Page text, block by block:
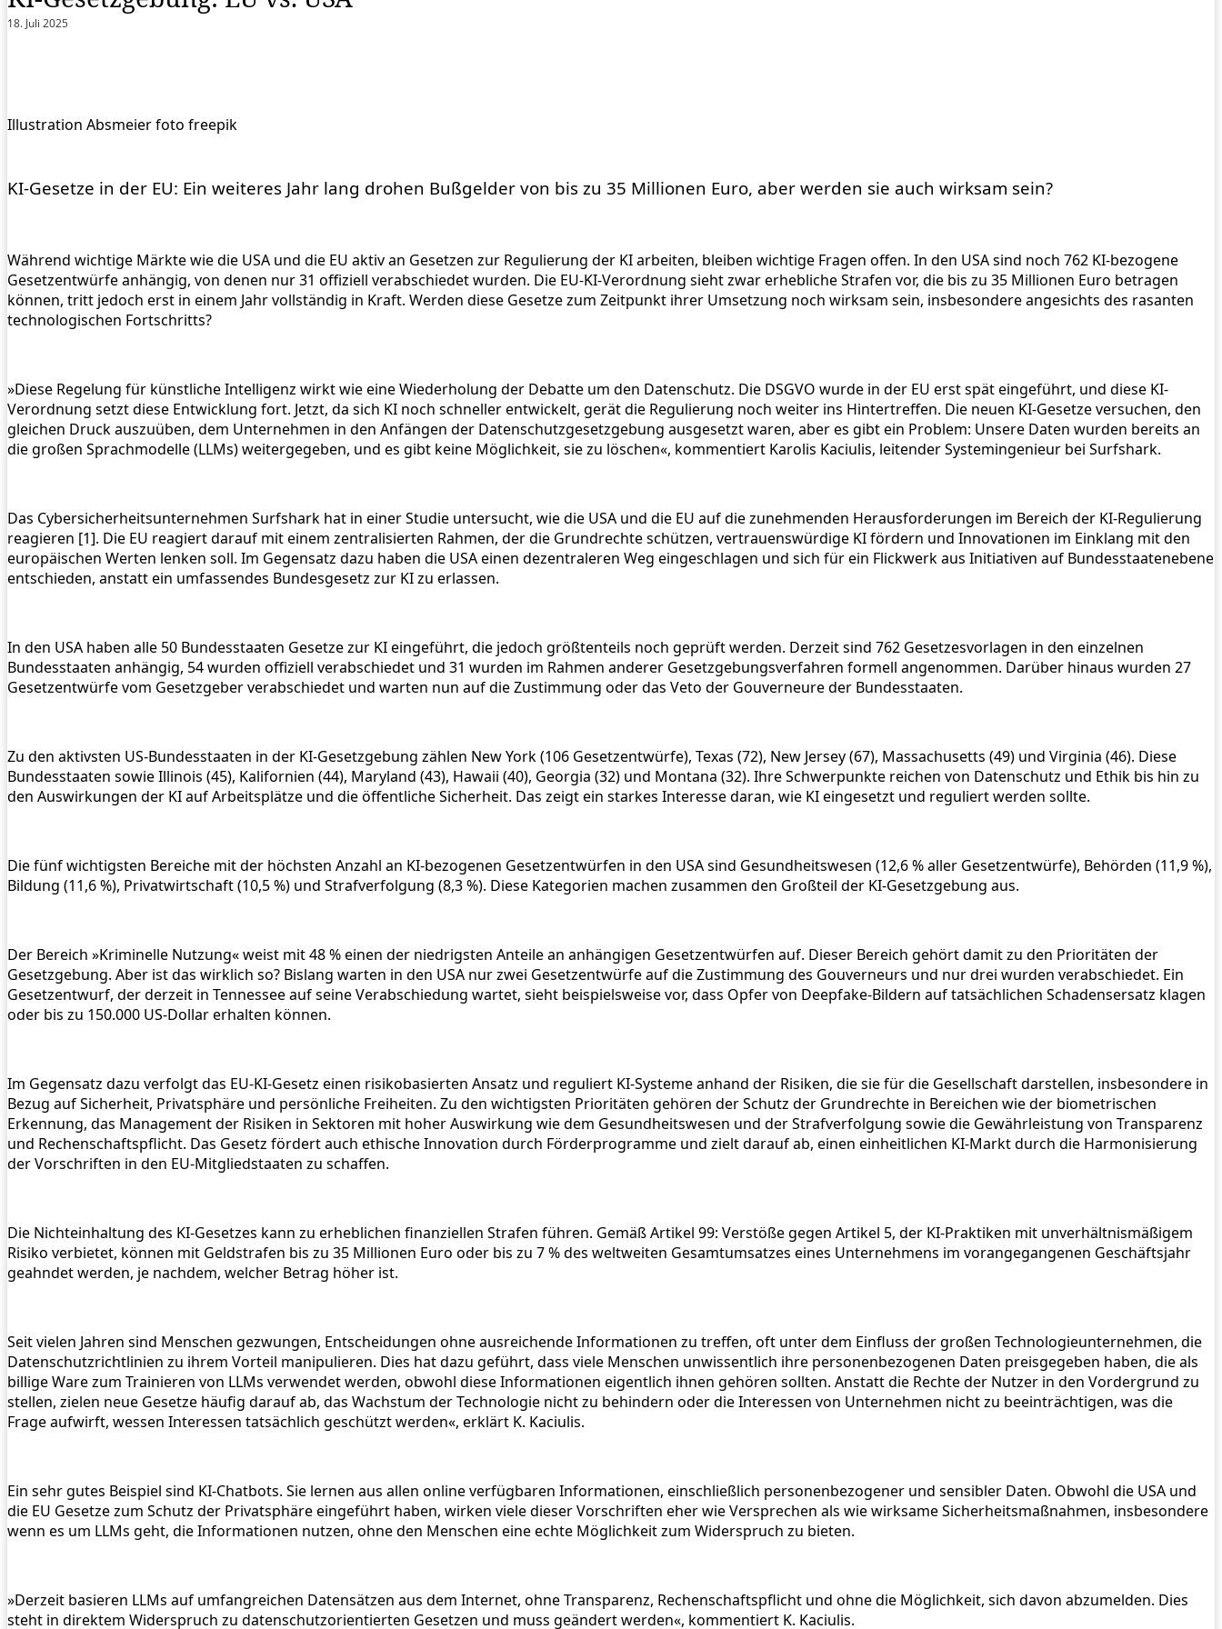
18. Juli 2025
Illustration Absmeier foto freepik
KI-Gesetze in der EU: Ein weiteres Jahr lang drohen Bußgelder von bis zu 35 Millionen Euro, aber werden sie auch wirksam sein?
Während wichtige Märkte wie die USA und die EU aktiv an Gesetzen zur Regulierung der KI arbeiten, bleiben wichtige Fragen offen. In den USA sind noch 762 KI-bezogene
Gesetzentwürfe anhängig, von denen nur 31 offiziell verabschiedet wurden. Die EU-KI-Verordnung sieht zwar erhebliche Strafen vor, die bis zu 35 Millionen Euro betragen
können, tritt jedoch erst in einem Jahr vollständig in Kraft. Werden diese Gesetze zum Zeitpunkt ihrer Umsetzung noch wirksam sein, insbesondere angesichts des rasanten
technologischen Fortschritts?
»Diese Regelung für künstliche Intelligenz wirkt wie eine Wiederholung der Debatte um den Datenschutz. Die DSGVO wurde in der EU erst spät eingeführt, und diese KI-
Verordnung setzt diese Entwicklung fort. Jetzt, da sich KI noch schneller entwickelt, gerät die Regulierung noch weiter ins Hintertreffen. Die neuen KI-Gesetze versuchen, den
gleichen Druck auszuüben, dem Unternehmen in den Anfängen der Datenschutzgesetzgebung ausgesetzt waren, aber es gibt ein Problem: Unsere Daten wurden bereits an
die großen Sprachmodelle (LLMs) weitergegeben, und es gibt keine Möglichkeit, sie zu löschen«, kommentiert Karolis Kaciulis, leitender Systemingenieur bei Surfshark.
Das Cybersicherheitsunternehmen Surfshark hat in einer Studie untersucht, wie die USA und die EU auf die zunehmenden Herausforderungen im Bereich der KI-Regulierung
reagieren [1]. Die EU reagiert darauf mit einem zentralisierten Rahmen, der die Grundrechte schützen, vertrauenswürdige KI fördern und Innovationen im Einklang mit den
europäischen Werten lenken soll. Im Gegensatz dazu haben die USA einen dezentraleren Weg eingeschlagen und sich für ein Flickwerk aus Initiativen auf Bundesstaatenebene
entschieden, anstatt ein umfassendes Bundesgesetz zur KI zu erlassen.
In den USA haben alle 50 Bundesstaaten Gesetze zur KI eingeführt, die jedoch größtenteils noch geprüft werden. Derzeit sind 762 Gesetzesvorlagen in den einzelnen
Bundesstaaten anhängig, 54 wurden offiziell verabschiedet und 31 wurden im Rahmen anderer Gesetzgebungsverfahren formell angenommen. Darüber hinaus wurden 27
Gesetzentwürfe vom Gesetzgeber verabschiedet und warten nun auf die Zustimmung oder das Veto der Gouverneure der Bundesstaaten.
Zu den aktivsten US-Bundesstaaten in der KI-Gesetzgebung zählen New York (106 Gesetzentwürfe), Texas (72), New Jersey (67), Massachusetts (49) und Virginia (46). Diese
Bundesstaaten sowie Illinois (45), Kalifornien (44), Maryland (43), Hawaii (40), Georgia (32) und Montana (32). Ihre Schwerpunkte reichen von Datenschutz und Ethik bis hin zu
den Auswirkungen der KI auf Arbeitsplätze und die öffentliche Sicherheit. Das zeigt ein starkes Interesse daran, wie KI eingesetzt und reguliert werden sollte.
Die fünf wichtigsten Bereiche mit der höchsten Anzahl an KI-bezogenen Gesetzentwürfen in den USA sind Gesundheitswesen (12,6 % aller Gesetzentwürfe), Behörden (11,9 %),
Bildung (11,6 %), Privatwirtschaft (10,5 %) und Strafverfolgung (8,3 %). Diese Kategorien machen zusammen den Großteil der KI-Gesetzgebung aus.
Der Bereich »Kriminelle Nutzung« weist mit 48 % einen der niedrigsten Anteile an anhängigen Gesetzentwürfen auf. Dieser Bereich gehört damit zu den Prioritäten der
Gesetzgebung. Aber ist das wirklich so? Bislang warten in den USA nur zwei Gesetzentwürfe auf die Zustimmung des Gouverneurs und nur drei wurden verabschiedet. Ein
Gesetzentwurf, der derzeit in Tennessee auf seine Verabschiedung wartet, sieht beispielsweise vor, dass Opfer von Deepfake-Bildern auf tatsächlichen Schadensersatz klagen
oder bis zu 150.000 US-Dollar erhalten können.
Im Gegensatz dazu verfolgt das EU-KI-Gesetz einen risikobasierten Ansatz und reguliert KI-Systeme anhand der Risiken, die sie für die Gesellschaft darstellen, insbesondere in
Bezug auf Sicherheit, Privatsphäre und persönliche Freiheiten. Zu den wichtigsten Prioritäten gehören der Schutz der Grundrechte in Bereichen wie der biometrischen
Erkennung, das Management der Risiken in Sektoren mit hoher Auswirkung wie dem Gesundheitswesen und der Strafverfolgung sowie die Gewährleistung von Transparenz
und Rechenschaftspflicht. Das Gesetz fördert auch ethische Innovation durch Förderprogramme und zielt darauf ab, einen einheitlichen KI-Markt durch die Harmonisierung
der Vorschriften in den EU-Mitgliedstaaten zu schaffen.
Die Nichteinhaltung des KI-Gesetzes kann zu erheblichen finanziellen Strafen führen. Gemäß Artikel 99: Verstöße gegen Artikel 5, der KI-Praktiken mit unverhältnismäßigem
Risiko verbietet, können mit Geldstrafen bis zu 35 Millionen Euro oder bis zu 7 % des weltweiten Gesamtumsatzes eines Unternehmens im vorangegangenen Geschäftsjahr
geahndet werden, je nachdem, welcher Betrag höher ist.
Seit vielen Jahren sind Menschen gezwungen, Entscheidungen ohne ausreichende Informationen zu treffen, oft unter dem Einfluss der großen Technologieunternehmen, die
Datenschutzrichtlinien zu ihrem Vorteil manipulieren. Dies hat dazu geführt, dass viele Menschen unwissentlich ihre personenbezogenen Daten preisgegeben haben, die als
billige Ware zum Trainieren von LLMs verwendet werden, obwohl diese Informationen eigentlich ihnen gehören sollten. Anstatt die Rechte der Nutzer in den Vordergrund zu
stellen, zielen neue Gesetze häufig darauf ab, das Wachstum der Technologie nicht zu behindern oder die Interessen von Unternehmen nicht zu beeinträchtigen, was die
Frage aufwirft, wessen Interessen tatsächlich geschützt werden«, erklärt K. Kaciulis.
Ein sehr gutes Beispiel sind KI-Chatbots. Sie lernen aus allen online verfügbaren Informationen, einschließlich personenbezogener und sensibler Daten. Obwohl die USA und
die EU Gesetze zum Schutz der Privatsphäre eingeführt haben, wirken viele dieser Vorschriften eher wie Versprechen als wie wirksame Sicherheitsmaßnahmen, insbesondere
wenn es um LLMs geht, die Informationen nutzen, ohne den Menschen eine echte Möglichkeit zum Widerspruch zu bieten.
»Derzeit basieren LLMs auf umfangreichen Datensätzen aus dem Internet, ohne Transparenz, Rechenschaftspflicht und ohne die Möglichkeit, sich davon abzumelden. Dies
steht in direktem Widerspruch zu datenschutzorientierten Gesetzen und muss geändert werden«, kommentiert K. Kaciulis.